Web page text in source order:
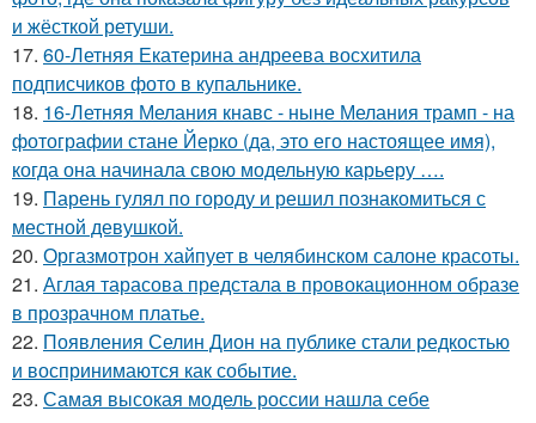
и жёсткой ретуши.
17. 60-Летняя Екатерина андреева восхитила
подписчиков фото в купальнике.
18. 16-Летняя Мелания кнавс - ныне Мелания трамп - на
фотографии стане Йерко (да, это его настоящее имя),
когда она начинала свою модельную карьеру ….
19. Парень гулял по городу и решил познакомиться с
местной девушкой.
20. Оргазмотрон хайпует в челябинском салоне красоты.
21. Аглая тарасова предстала в провокационном образе
в прозрачном платье.
22. Появления Селин Дион на публике стали редкостью
и воспринимаются как событие.
23. Самая высокая модель россии нашла себе